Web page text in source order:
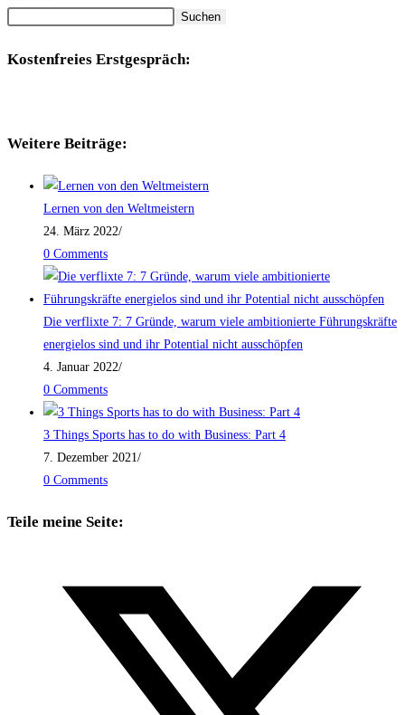
Suchen
Kostenfreies Erstgespräch:
Weitere Beiträge:
Lernen von den Weltmeistern
24. März 2022/
0 Comments
Die verflixte 7: 7 Gründe, warum viele ambitionierte Führungskräfte
energielos sind und ihr Potential nicht ausschöpfen
4. Januar 2022/
0 Comments
3 Things Sports has to do with Business: Part 4
7. Dezember 2021/
0 Comments
Teile meine Seite: